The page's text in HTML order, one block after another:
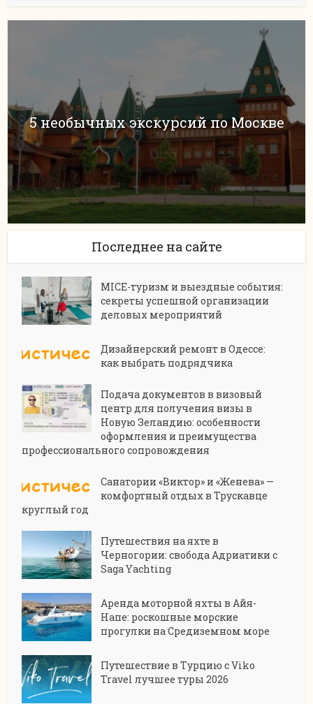
5 необычных экскурсий по Москве
Последнее на сайте
MICE-туризм и выездные события:
секреты успешной организации
деловых мероприятий
Дизайнерский ремонт в Одессе:
как выбрать подрядчика
Подача документов в визовый
центр для получения визы в
Новую Зеландию: особенности
оформления и преимущества
профессионального сопровождения
Санатории «Виктор» и «Женева» —
комфортный отдых в Трускавце
круглый год
Путешествия на яхте в
Черногории: свобода Адриатики с
Saga Yachting
Аренда моторной яхты в Айя-
Напе: роскошные морские
прогулки на Средиземном море
Путешествие в Турцию с Viko
Travel лучшее туры 2026